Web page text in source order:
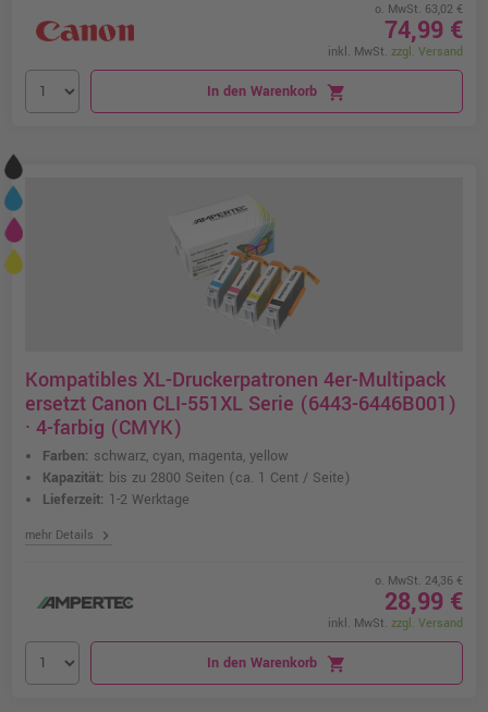
o. MwSt. 63,02 €
74,99 €
inkl. MwSt. zzgl. Versand
In den Warenkorb shopping_cart
Kompatibles XL-Druckerpatronen 4er-Multipack
ersetzt Canon CLI-551XL Serie (6443-6446B001)
· 4-farbig (CMYK)
Farben: schwarz, cyan, magenta, yellow
Kapazität: bis zu 2800 Seiten (ca. 1 Cent / Seite)
Lieferzeit: 1-2 Werktage
mehr Details chevron_right
o. MwSt. 24,36 €
28,99 €
inkl. MwSt. zzgl. Versand
In den Warenkorb shopping_cart